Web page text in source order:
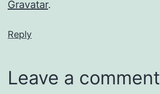
Gravatar.
Reply
Leave a comment